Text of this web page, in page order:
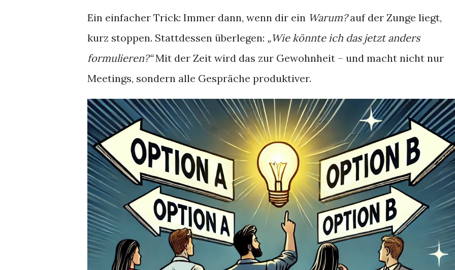
Ein einfacher Trick: Immer dann, wenn dir ein Warum?auf der Zunge liegt,
kurz stoppen. Stattdessen überlegen: „Wie könnte ich das jetzt anders
formulieren?“Mit der Zeit wird das zur Gewohnheit – und macht nicht nur
Meetings, sondern alle Gespräche produktiver.